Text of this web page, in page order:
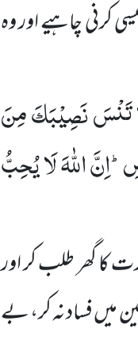
کرنی چاہیے اور وہ
لَا تَنْسَ نَصِیْبَكَ مِنَ
اِنَّ اللّٰهَ لَا یُحِبُّ
گھر طلب کر اور
میں فساد نہ کر، بے